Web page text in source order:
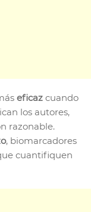
eficaz cuando
los autores,
razonable.
, biomarcadores
cuantifiquen